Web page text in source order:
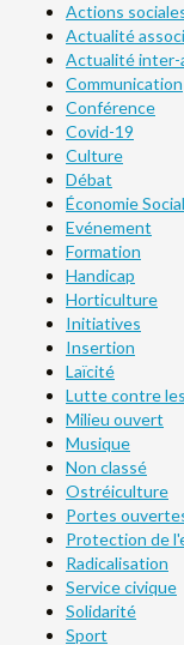
Actions
Actualité
Actualité inter-
Communication
Conférence
Covid-19
Culture
Débat
Économie
Evénement
Formation
Handicap
Horticulture
Initiatives
Insertion
Laïcité
Lutte contre
Milieu ouvert
Musique
Non classé
Ostréiculture
Portes
Protection de
Radicalisation
Service civique
Solidarité
Sport